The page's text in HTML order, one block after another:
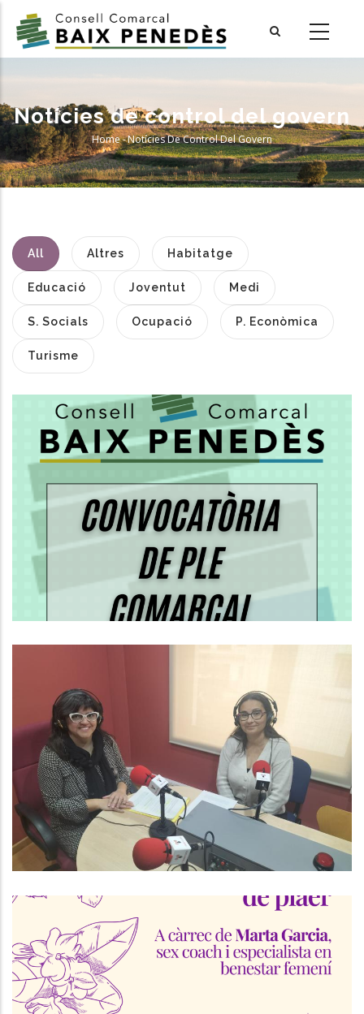
main
Notícies de control del govern
Breadcrumb
Home-Notícies De Control Del Govern
All Altres Habitatge
Educació Joventut Medi
S. Socials Ocupació P. Econòmica
Turisme
PLE ORDINARI DEL CONSELL
COMARCAL DEL BAIX PENEDÈS
SESSIÓ: 1/2026. 27 DE MARÇ DE
2026 A LES 18H.
Altres
Baix Penedès Al Dia Amb La
Pineda Guirao, Cap Del
Departament D'Habitatge Consell
Comarcal Del Baix Penedès I Amb
L'Olga Álvarez, Responsable De La
Borsa D'Habitatge.
Altres ,Habitatge
Taller D’autoconeixement Sexual
Al Baix Penedès